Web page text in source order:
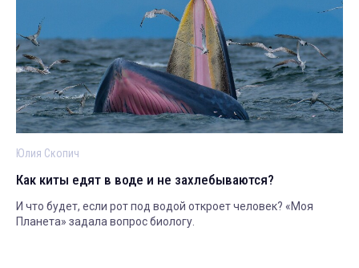
Юлия Скопич
Как киты едят в воде и не захлебываются?
И что будет, если рот под водой откроет человек? «Моя
Планета» задала вопрос биологу.